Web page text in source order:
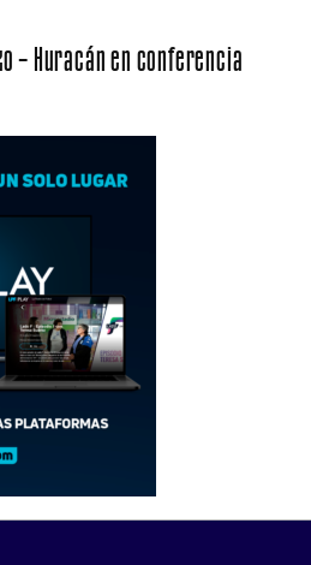
– Huracán en conferencia